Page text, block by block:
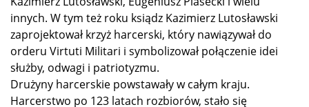
innych. W tym też roku ksiądz Kazimierz Lutosławski
zaprojektował krzyż harcerski, który nawiązywał do
orderu Virtuti Militari i symbolizował połączenie idei
służby, odwagi i patriotyzmu.
Drużyny harcerskie powstawały w całym kraju.
Harcerstwo po 123 latach rozbiorów, stało się